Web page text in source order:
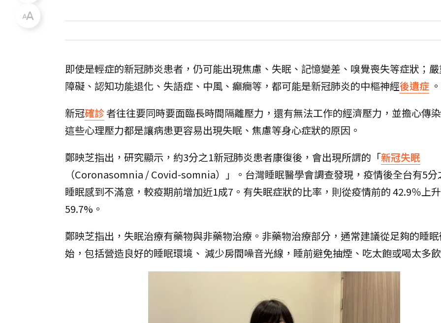
即使是輕症的新冠肺炎患者，仍可能出現焦慮、失眠、記憶變差、嗅覺喪失等症狀；
障礙、認知功能退化、失語症、中風、癲癇等，都可能是新冠肺炎的中樞神經後遺症 。
新冠確診者往往要同時要面臨長時間隔離壓力，還有無法工作的經濟壓力，並擔心傳
這些心理壓力都是讓病患更容易出現失眠、焦慮等身心症狀的原因。
鄭映芝指出，研究顯示，約3分之1新冠肺炎患者康復後，會出現所謂的「新冠失眠
（Coronasomnia / Covid-somnia）」。台灣睡眠醫學會調查發現，疫情後全台有5分
睡眠感到不滿意，較疫期前增加近1成7。有失眠症狀的比率，則從疫情前的 42.9％上
59.7%。
鄭映芝指出，失眠治療有藥物與非藥物治療。非藥物治療部分，通常建議從足夠的睡
始，包括營造良好的睡眠環境、 減少房間噪音光線，睡前避免抽煙、吃太飽或喝太多